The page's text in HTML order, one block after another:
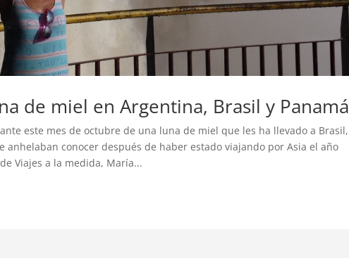
de miel en Argentina, Brasil y Panamá
este mes de octubre de una luna de miel que les ha llevado a Brasil,
anhelaban conocer después de haber estado viajando por Asia el año
Viajes a la medida, María...